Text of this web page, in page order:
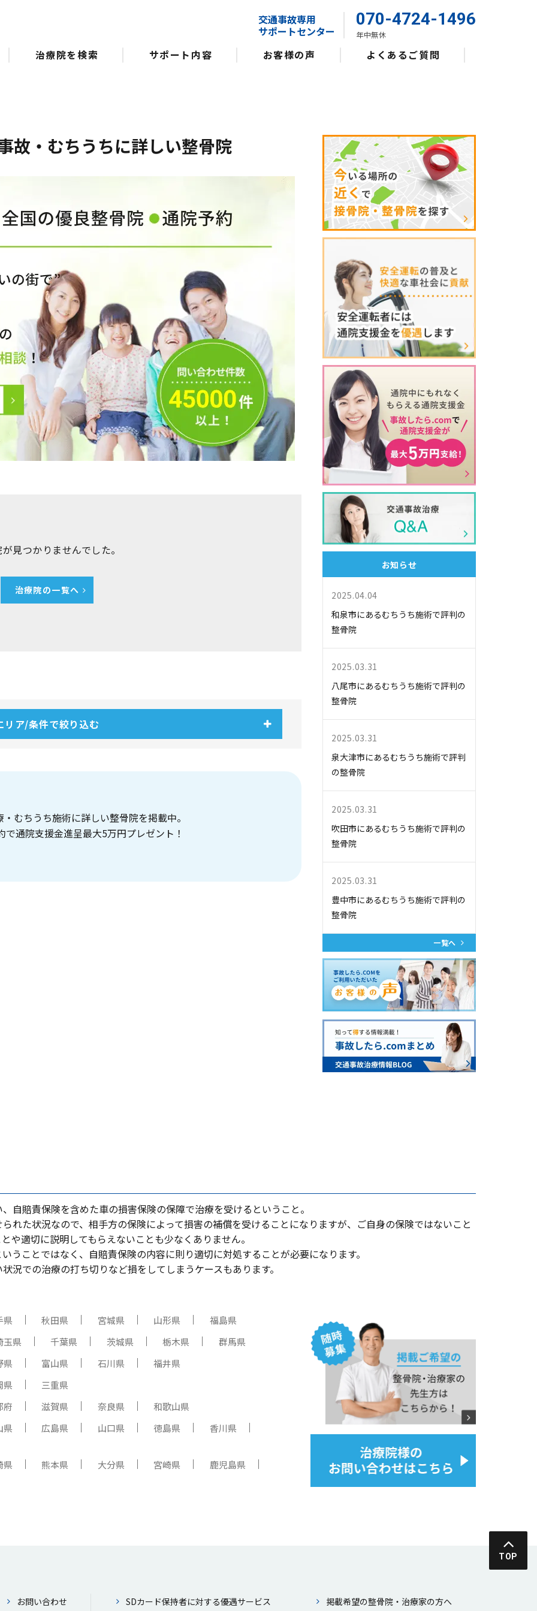
交通事故専用
サポートセンター
070-4724-1496
年中無休
治療院を検索 サポート内容 お客様の声 よくあるご質問
故・むちうちに詳しい整骨院
見つかりませんでした。
治療院の一覧へ
リア/条件で絞り込む
むちうち施術に詳しい整骨院を掲載中。
通院支援金進呈最大5万円プレゼント！
お知らせ
2025.04.04
和泉市にあるむちうち施術で評判の
整骨院
2025.03.31
八尾市にあるむちうち施術で評判の
整骨院
2025.03.31
泉大津市にあるむちうち施術で評判
の整骨院
2025.03.31
吹田市にあるむちうち施術で評判の
整骨院
2025.03.31
豊中市にあるむちうち施術で評判の
整骨院
一覧へ
⾃賠責保険を含めた⾞の損害保険の保障で治療を受けるということ。
れた状況なので、相⼿⽅の保険によって損害の補償を受けることになりますが、ご⾃⾝の保険ではないこと
や適切に説明してもらえないことも少なくありません。
うことではなく、⾃賠責保険の内容に則り適切に対処することが必要になります。
況での治療の打ち切りなど損をしてしまうケースもあります。
県 秋田県 宮城県 山形県
福島県
玉県
千葉県 茨城県 栃木県
群馬県
県
富山県 石川県
福井県
県
三重県
府
滋賀県 奈良県
和歌山県
県
広島県 山口県 徳島県 香川県
県 熊本県 大分県 宮崎県 鹿児島県
TOP
お問い合わせ SDカード保持者に対する優遇サービス 掲載希望の整⾻院・治療家の⽅へ